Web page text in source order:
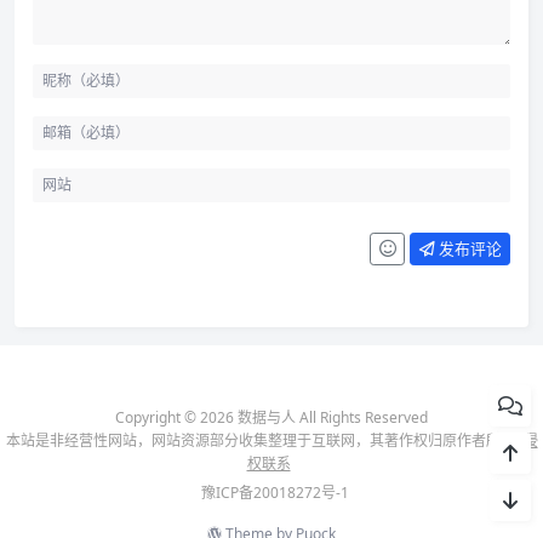
发布评论
Copyright © 2026 数据与人 All Rights Reserved
本站是非经营性网站，网站资源部分收集整理于互联网，其著作权归原作者所有-
侵
权联系
豫ICP备20018272号-1